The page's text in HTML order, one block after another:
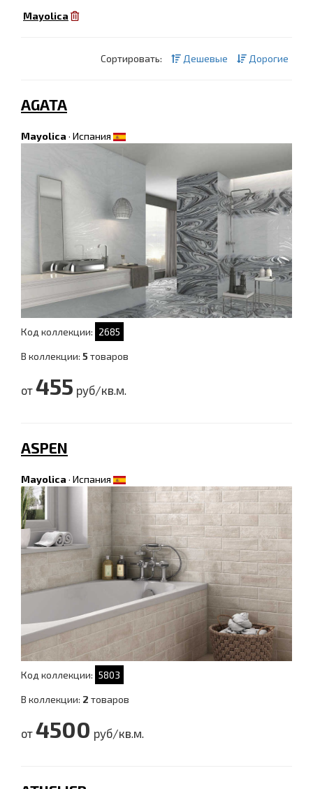
Mayolica
Сортировать: Дешевые Дорогие
AGATA
Mayolica · Испания
Код коллекции: 2685
В коллекции: 5товаров
от 455 руб/кв.м.
ASPEN
Mayolica · Испания
Код коллекции: 5803
В коллекции: 2 товаров
от 4500 руб/кв.м.